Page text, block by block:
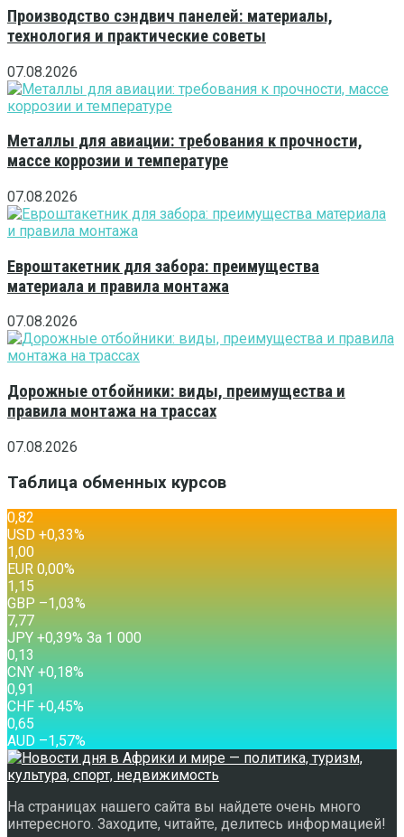
Производство сэндвич панелей: материалы,
технология и практические советы
07.08.2026
Металлы для авиации: требования к прочности,
массе коррозии и температуре
07.08.2026
Евроштакетник для забора: преимущества
материала и правила монтажа
07.08.2026
Дорожные отбойники: виды, преимущества и
правила монтажа на трассах
07.08.2026
Таблица обменных курсов
0,82
USD +0,33%
1,00
EUR 0,00%
1,15
GBP –1,03%
7,77
JPY +0,39% За 1 000
0,13
CNY +0,18%
0,91
CHF +0,45%
0,65
AUD –1,57%
На страницах нашего сайта вы найдете очень много
интересного. Заходите, читайте, делитесь информацией!